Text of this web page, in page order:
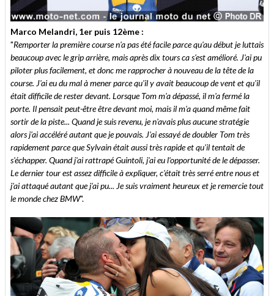
Marco Melandri, 1er puis 12ème :
"Remporter la première course n'a pas été facile parce qu'au début je luttais
beaucoup avec le grip arrière, mais après dix tours ca s'est amélioré. J'ai pu
piloter plus facilement, et donc me rapprocher à nouveau de la tête de la
course. J'ai eu du mal à mener parce qu'il y avait beaucoup de vent et qu'il
était difficile de rester devant. Lorsque Tom m'a dépassé, il m'a fermé la
porte. Il pensait peut-être être devant moi, mais il m'a quand même fait
sortir de la piste... Quand je suis revenu, je n'avais plus aucune stratégie
alors j'ai accéléré autant que je pouvais. J'ai essayé de doubler Tom très
rapidement parce que Sylvain était aussi très rapide et qu'il tentait de
s'échapper. Quand j'ai rattrapé Guintoli, j'ai eu l'opportunité de le dépasser.
Le dernier tour est assez difficile à expliquer, c'était très serré entre nous et
j'ai attaqué autant que j'ai pu... Je suis vraiment heureux et je remercie tout
le monde chez BMW".